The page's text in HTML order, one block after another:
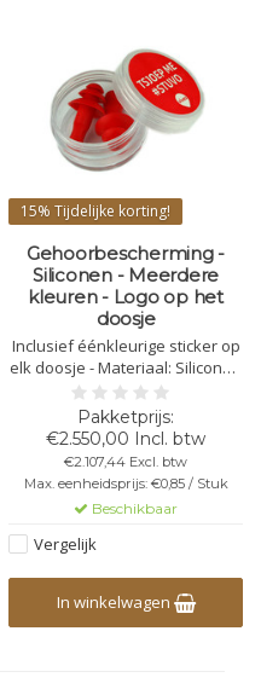
15% Tijdelijke korting!
Gehoorbescherming -
Siliconen - Meerdere
kleuren - Logo op het
doosje
Inclusief éénkleurige sticker op
elk doosje - Materiaal: Siliconen
- Per set in een plastic doosje
(37mm - ↕ 19mm) -
Geluidsreductie: 25db - 30db
€2.550,00 Incl. btw
€2.107,44 Excl. btw
Max. eenheidsprijs: €0,85 / Stuk
Beschikbaar
Vergelijk
In winkelwagen